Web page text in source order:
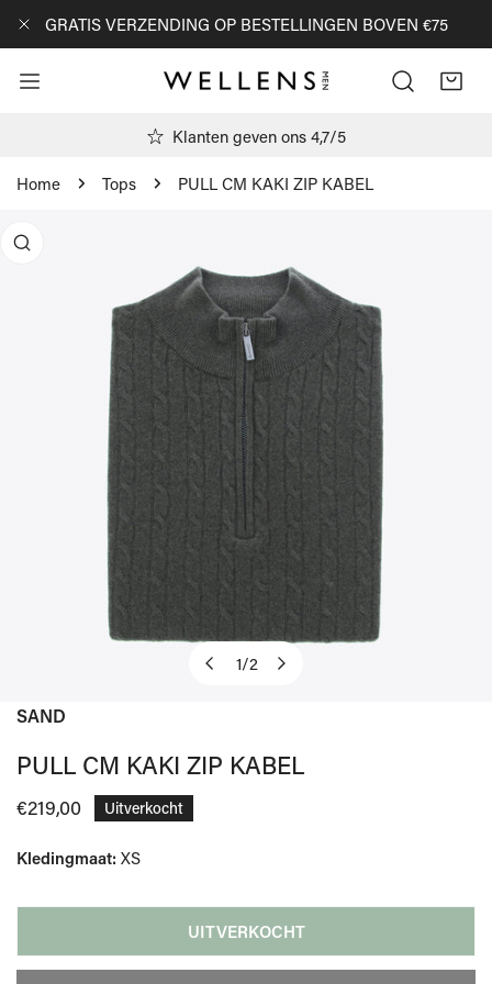
NAAR ARTIKEL
GRATIS VERZENDING OP BESTELLINGEN BOVEN €75
Klanten geven ons 4,7/5
Home Tops PULL CM KAKI ZIP KABEL
1/2
SAND
PULL CM KAKI ZIP KABEL
Normale
€219,00 Uitverkocht
Kledingmaat: XS
UITVERKOCHT